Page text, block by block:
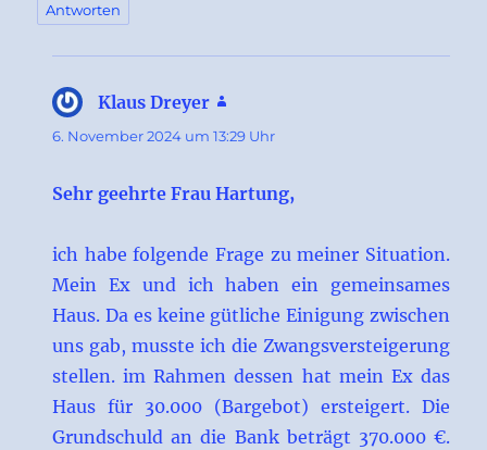
Antworten
Klaus Dreyer
6. November 2024 um 13:29 Uhr
Sehr geehrte Frau Hartung,
ich habe folgende Frage zu meiner Situation.
Mein Ex und ich haben ein gemeinsames
Haus. Da es keine gütliche Einigung zwischen
uns gab, musste ich die Zwangsversteigerung
stellen. im Rahmen dessen hat mein Ex das
Haus für 30.000 (Bargebot) ersteigert. Die
Grundschuld an die Bank beträgt 370.000 €.